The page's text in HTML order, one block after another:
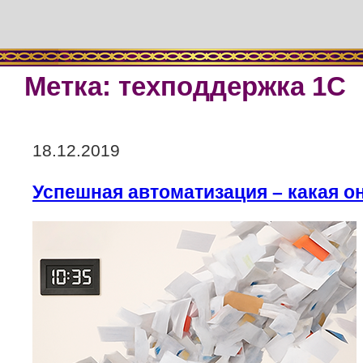
Метка: техподдержка 1С
Опубликовано
18.12.2019
Успешная автоматизация – какая